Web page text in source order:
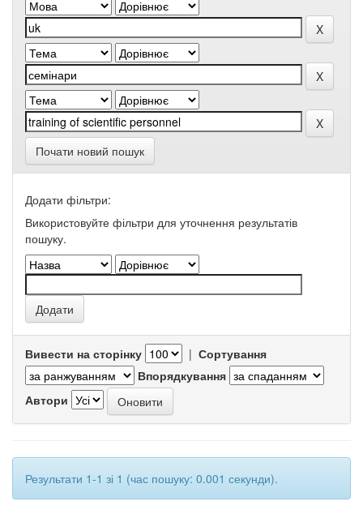
Почати новий пошук
Додати фільтри:
Використовуйте фільтри для уточнення результатів
пошуку.
Вивести на сторінку | Сортування
Впорядкування
Автори
Результати 1-1 зі 1 (час пошуку: 0.001 секунди).